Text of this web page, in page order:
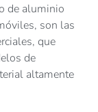
de aluminio
son las
que
de
altamente